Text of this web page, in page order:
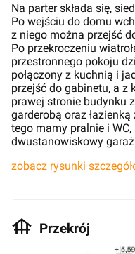
Na parter składa się,
Po wejściu do domu
z niego można przejść
Po przekroczeniu
przestronnego pokoju
połączony z kuchnią i
przejść do gabinetu, a z
prawej stronie budynku
garderobą oraz
tego mamy pralnie i WC,
dwustanowiskowy garaż
zobacz rysunki
Przekrój